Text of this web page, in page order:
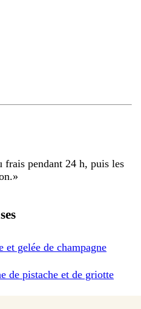
frais pendant 24 h, puis les
»
et gelée de champagne
de pistache et de griotte